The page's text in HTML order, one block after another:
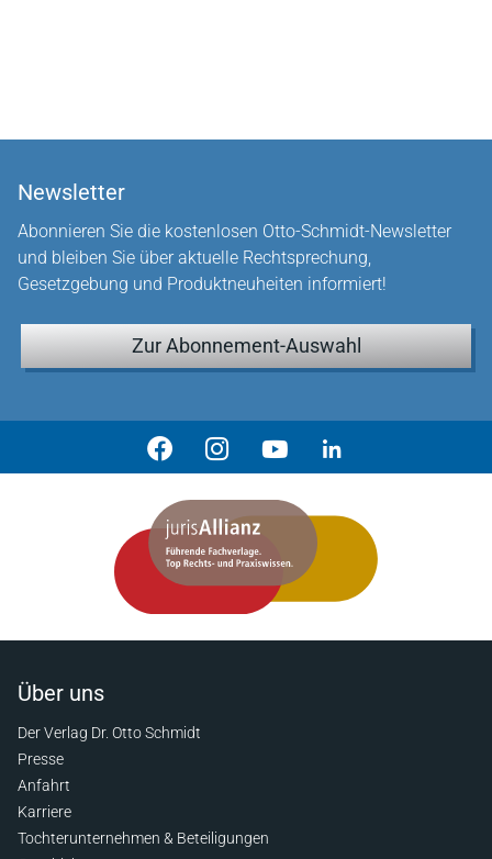
Newsletter
Abonnieren Sie die kostenlosen Otto-Schmidt-Newsletter
und bleiben Sie über aktuelle Rechtsprechung,
Gesetzgebung und Produktneuheiten informiert!
Zur Abonnement-Auswahl
Über uns
Der Verlag Dr. Otto Schmidt
Presse
Anfahrt
Karriere
Tochterunternehmen & Beteiligungen